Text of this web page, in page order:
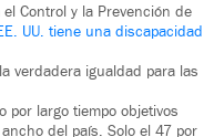
Control y la Prevención de
UU. tiene una discapacidad
verdadera igualdad para las
por largo tiempo objetivos
del país. Solo el 47 por